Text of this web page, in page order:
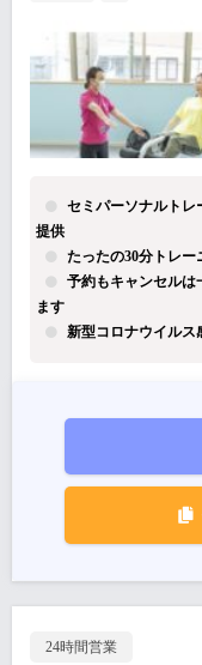
セミパーソナルトレ
提供
たったの30分トレ
予約もキャンセルは
ます
新型コロナウイルス
24時間営業